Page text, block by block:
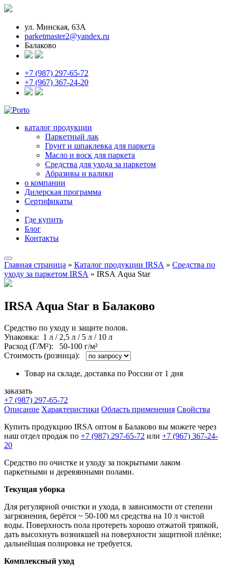
ул. Минская, 63А
parketmaster2@yandex.ru
Балаково
+7 (987) 297-65-72
+7 (967) 367-24-20
каталог продукции
Паркетный лак
Грунт и шпаклевка для паркета
Масло и воск для паркета
Средства для ухода за паркетом
Абразивы и валики
о компании
Дилерская программа
Сертификаты
Где купить
Блог
Контакты
Главная страница » Каталог продукции IRSA » Средства по
уходу за паркетом IRSA » IRSA Aqua Star
IRSA Aqua Star в Балаково
Средство по уходу и защите полов.
Упаковка: 1 л / 2,5 л / 5 л / 10 л
Расход (Г/М²): 50-100 г/м²
Стоимость (розница):
Товар на складе, доставка по России от 1 дня
заказать
+7 (987) 297-65-72
Описание Характеристики Область применения Свойства
Купить продукцию IRSA оптом в Балаково вы можете через
наш отдел продаж по +7 (987) 297-65-72 или +7 (967) 367-24-
20
Средство по очистке и уходу за покрытыми лаком
паркетными и деревянными полами.
Текущая уборка
Для регулярной очистки и ухода, в зависимости от степени
загрязнения, берётся ~ 50-100 мл средства на 10 л чистой
воды. Поверхность пола протереть хорошо отжатой тряпкой,
дать высохнуть возникшей на поверхности защитной плёнке;
дальнейшая полировка не требуется.
Комплексный уход